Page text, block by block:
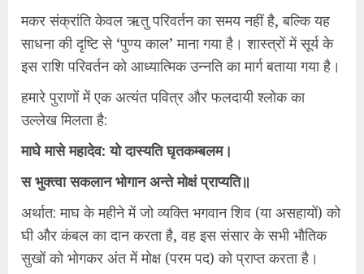
मकर संक्रांति केवल ऋतु परिवर्तन का समय नहीं है, बल्कि यह
साधना की दृष्टि से ‘पुण्य काल’ माना गया है। शास्त्रों में सूर्य के
इस राशि परिवर्तन को आध्यात्मिक उन्नति का मार्ग बताया गया है।
हमारे पुराणों में एक अत्यंत पवित्र और फलदायी श्लोक का
उल्लेख मिलता है:
माघे मासे महादेव: यो दास्यति घृतकम्बलम।
स भुक्त्वा सकलान भोगान अन्ते मोक्षं प्राप्यति॥
अर्थात: माघ के महीने में जो व्यक्ति भगवान शिव (या असहायों) को
घी और कंबल का दान करता है, वह इस संसार के सभी भौतिक
सुखों को भोगकर अंत में मोक्ष (परम पद) को प्राप्त करता है।